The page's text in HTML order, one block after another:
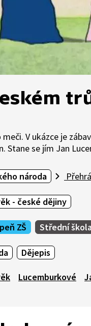
V ukázce je
Stane se jím Jan
národa
- české dějiny
ZŠ Střední škola
Dějepis
Lucemburkové